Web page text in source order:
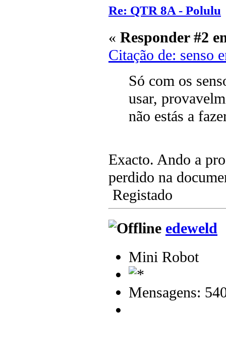
Re: QTR 8A - Polulu
« Responder #2
Citação de: senso
Só com os
usar,
não estás a
Exacto. Ando a
perdido na
Registado
edeweld
Mini Robot
Mensagens: